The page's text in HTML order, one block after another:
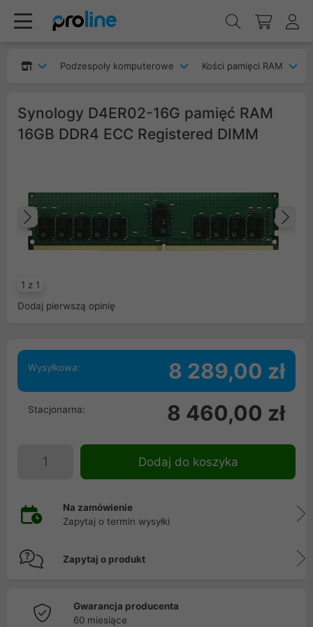
Podzespoły komputerowe Kości pamięci RAM
Synology D4ER02-16G pamięć RAM
16GB DDR4 ECC Registered DIMM
1 z 1
Poprzedni
Dodaj pierwszą opinię
Wysyłkowa: 8 289,00 zł
Stacjonarna: 8 460,00 zł
Dodaj do koszyka
Na zamówienie
Zapytaj o termin wysyłki
Zapytaj o produkt
Gwarancja producenta
60 miesiące